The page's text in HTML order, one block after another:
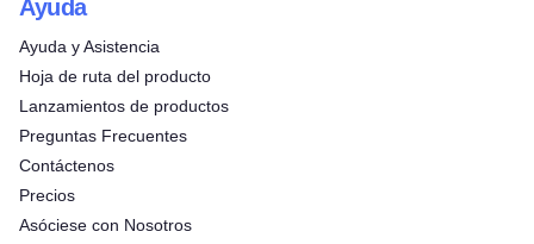
Ayuda
Ayuda y Asistencia
Hoja de ruta del producto
Lanzamientos de productos
Preguntas Frecuentes
Contáctenos
Precios
Asóciese con Nosotros